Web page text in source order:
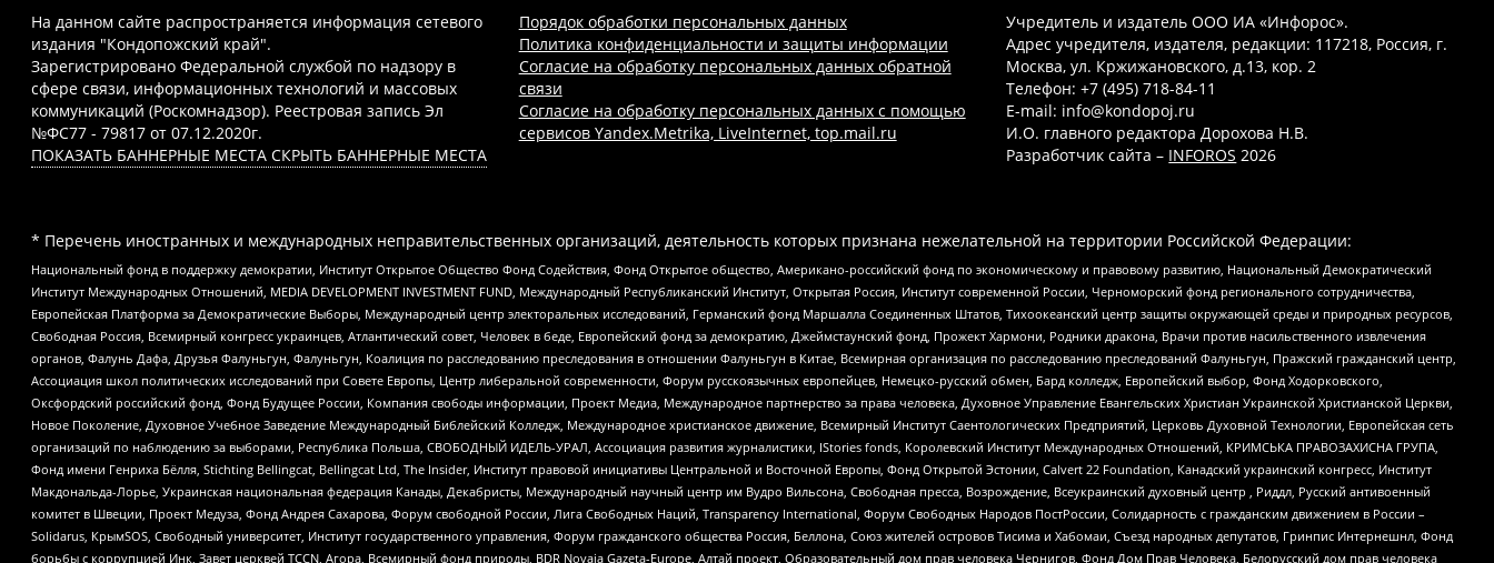
На данном сайте распространяется информация сетевого
издания "Кондопожский край".
Зарегистрировано Федеральной службой по надзору в
сфере связи, информационных технологий и массовых
коммуникаций (Роскомнадзор). Реестровая запись Эл
№ФС77 - 79817 от 07.12.2020г.
ПОКАЗАТЬ БАННЕРНЫЕ МЕСТА СКРЫТЬ БАННЕРНЫЕ МЕСТА
Порядок обработки персональных данных
Политика конфиденциальности и защиты информации
Согласие на обработку персональных данных обратной
связи
Согласие на обработку персональных данных с помощью
сервисов Yandex.Metrika, LiveInternet, top.mail.ru
Учредитель и издатель ООО ИА «Инфорос».
Адрес учредителя, издателя, редакции: 117218, Россия, г.
Москва, ул. Кржижановского, д.13, кор. 2
Телефон: +7 (495) 718-84-11
E-mail: info@kondopoj.ru
И.О. главного редактора Дорохова Н.В.
Разработчик сайта – INFOROS 2026
* Перечень иностранных и международных неправительственных организаций, деятельность которых признана нежелательной на территории Российской Федерации:
Национальный фонд в поддержку демократии, Институт Открытое Общество Фонд Содействия, Фонд Открытое общество, Американо-российский фонд по экономическому и правовому развитию, Национальный Демократический
Институт Международных Отношений, MEDIA DEVELOPMENT INVESTMENT FUND, Международный Республиканский Институт, Открытая Россия, Институт современной России, Черноморский фонд регионального сотрудничества,
Европейская Платформа за Демократические Выборы, Международный центр электоральных исследований, Германский фонд Маршалла Соединенных Штатов, Тихоокеанский центр защиты окружающей среды и природных ресурсов,
Свободная Россия, Всемирный конгресс украинцев, Атлантический совет, Человек в беде, Европейский фонд за демократию, Джеймстаунский фонд, Прожект Хармони, Родники дракона, Врачи против насильственного извлечения
органов, Фалунь Дафа, Друзья Фалуньгун, Фалуньгун, Коалиция по расследованию преследования в отношении Фалуньгун в Китае, Всемирная организация по расследованию преследований Фалуньгун, Пражский гражданский центр,
Ассоциация школ политических исследований при Совете Европы, Центр либеральной современности, Форум русскоязычных европейцев, Немецко-русский обмен, Бард колледж, Европейский выбор, Фонд Ходорковского,
Оксфордский российский фонд, Фонд Будущее России, Компания свободы информации, Проект Медиа, Международное партнерство за права человека, Духовное Управление Евангельских Христиан Украинской Христианской Церкви,
Новое Поколение, Духовное Учебное Заведение Международный Библейский Колледж, Международное христианское движение, Всемирный Институт Саентологических Предприятий, Церковь Духовной Технологии, Европейская сеть
организаций по наблюдению за выборами, Республика Польша, СВОБОДНЫЙ ИДЕЛЬ-УРАЛ, Ассоциация развития журналистики, IStories fonds, Королевский Институт Международных Отношений, КРИМСЬКА ПРАВОЗАХИСНА ГРУПА,
Фонд имени Генриха Бёлля, Stichting Bellingcat, Bellingcat Ltd, The Insider, Институт правовой инициативы Центральной и Восточной Европы, Фонд Открытой Эстонии, Calvert 22 Foundation, Канадский украинский конгресс, Институт
Макдональда-Лорье, Украинская национальная федерация Канады, Декабристы, Международный научный центр им Вудро Вильсона, Свободная пресса, Возрождение, Всеукраинский духовный центр , Риддл, Русский антивоенный
комитет в Швеции, Проект Медуза, Фонд Андрея Сахарова, Форум свободной России, Лига Свободных Наций, Transparеncy International, Форум Свободных Народов ПостРоссии, Солидарность с гражданским движением в России –
Solidarus, КрымSOS, Свободный университет, Институт государственного управления, Форум гражданского общества Россия, Беллона, Союз жителей островов Тисима и Хабомаи, Съезд народных депутатов, Гринпис Интернешнл, Фонд
борьбы с коррупцией Инк, Завет церквей TCCN, Агора, Всемирный фонд природы, BDR Novaja Gazeta-Europe, Алтай проект, Образовательный дом прав человека Чернигов, Фонд Дом Прав Человека, Белорусский дом прав человека